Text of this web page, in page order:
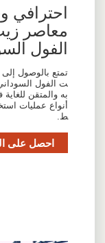
احترافي
معاصر
الفول
تمتع بالوصول
ت الفول
به والمتقن
أنواع عمليات
ط.
احصل على